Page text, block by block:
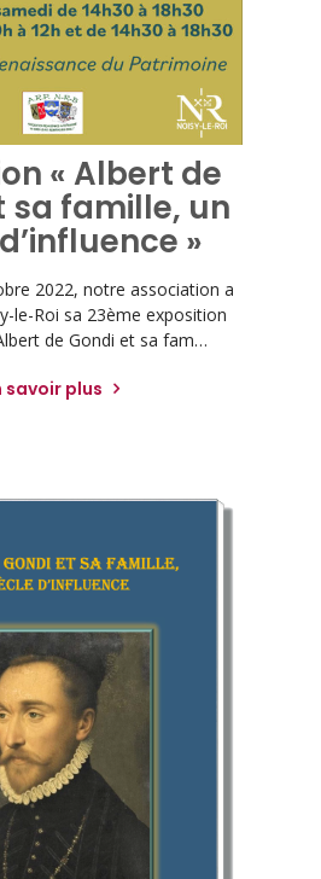
« Albert de
sa famille, un
»
2022, notre association a
le-Roi sa 23ème exposition
de Gondi et sa fam…
savoir plus